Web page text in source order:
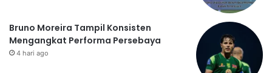
Bruno Moreira Tampil Konsisten
Mengangkat Performa Persebaya
4 hari ago